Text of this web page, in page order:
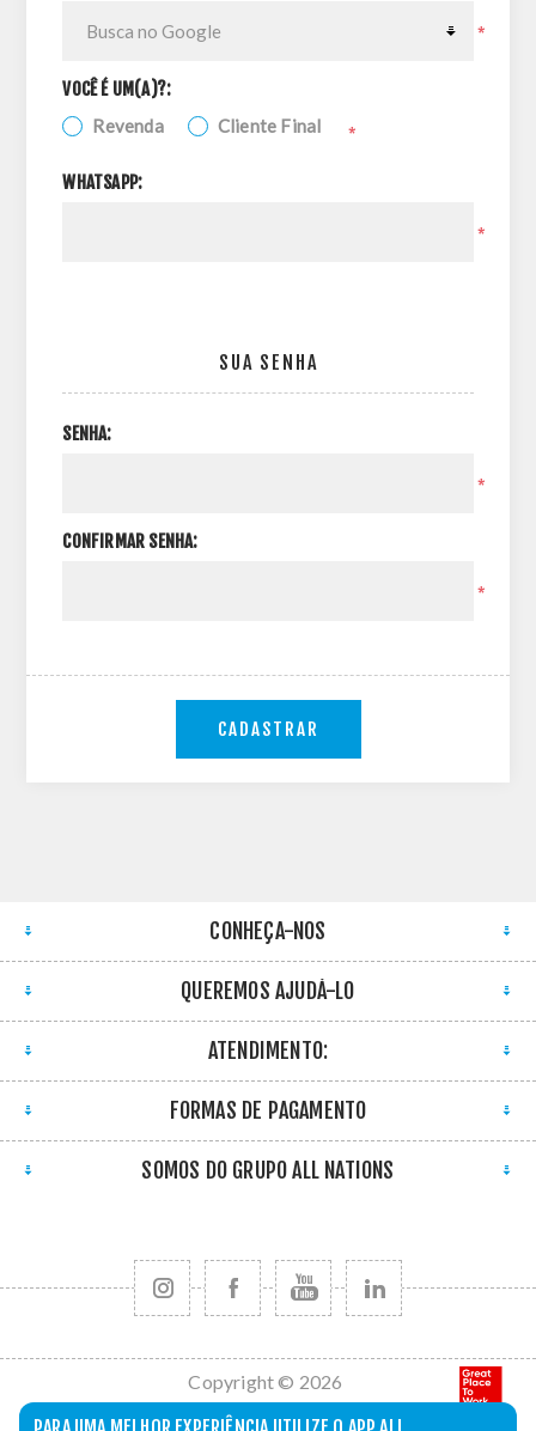
*
VOCÊ É UM(A)?:
Revenda Cliente Final *
WHATSAPP:
*
SUA SENHA
SENHA:
*
CONFIRMAR SENHA:
*
CADASTRAR
CONHEÇA-NOS
QUEREMOS AJUDÁ-LO
ATENDIMENTO:
FORMAS DE PAGAMENTO
SOMOS DO GRUPO ALL NATIONS
Copyright © 2026
All Nations. Todos